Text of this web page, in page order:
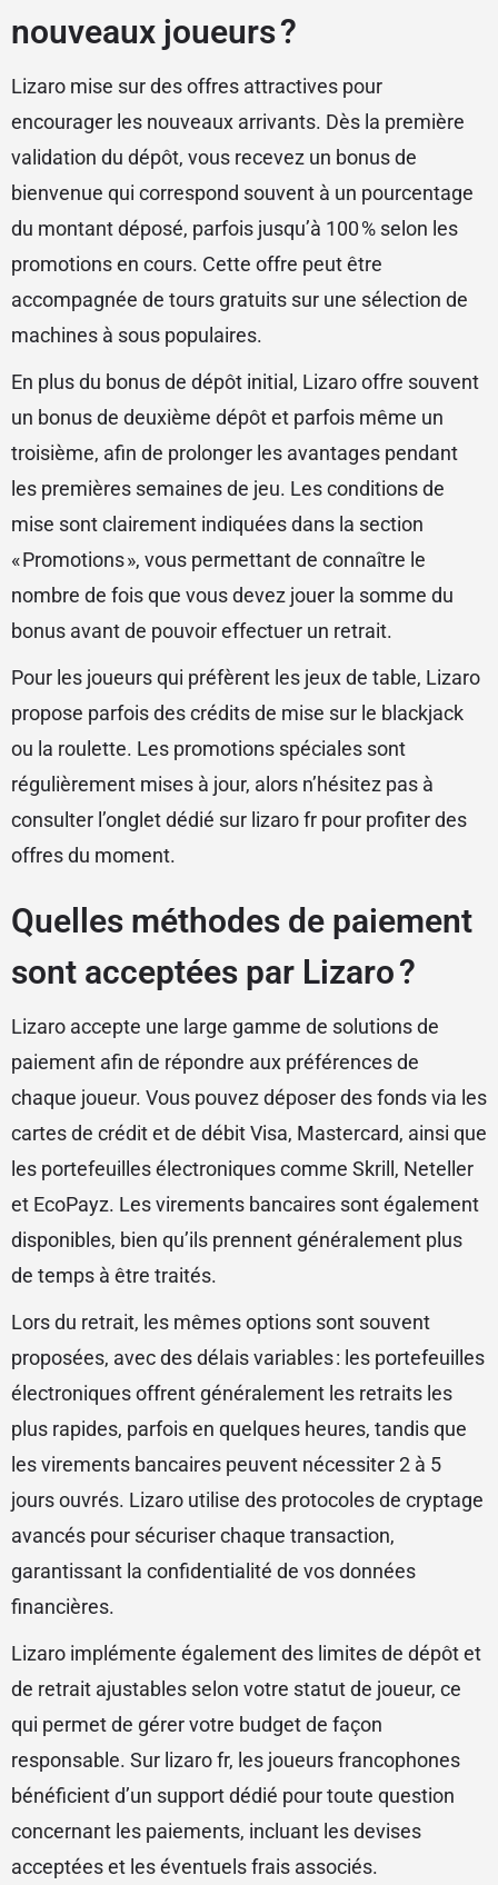
nouveaux joueurs ?
Lizaro mise sur des offres attractives pour
encourager les nouveaux arrivants. Dès la première
validation du dépôt, vous recevez un bonus de
bienvenue qui correspond souvent à un pourcentage
du montant déposé, parfois jusqu’à 100 % selon les
promotions en cours. Cette offre peut être
accompagnée de tours gratuits sur une sélection de
machines à sous populaires.
En plus du bonus de dépôt initial, Lizaro offre souvent
un bonus de deuxième dépôt et parfois même un
troisième, afin de prolonger les avantages pendant
les premières semaines de jeu. Les conditions de
mise sont clairement indiquées dans la section
« Promotions », vous permettant de connaître le
nombre de fois que vous devez jouer la somme du
bonus avant de pouvoir effectuer un retrait.
Pour les joueurs qui préfèrent les jeux de table, Lizaro
propose parfois des crédits de mise sur le blackjack
ou la roulette. Les promotions spéciales sont
régulièrement mises à jour, alors n’hésitez pas à
consulter l’onglet dédié sur lizaro fr pour profiter des
offres du moment.
Quelles méthodes de paiement
sont acceptées par Lizaro ?
Lizaro accepte une large gamme de solutions de
paiement afin de répondre aux préférences de
chaque joueur. Vous pouvez déposer des fonds via les
cartes de crédit et de débit Visa, Mastercard, ainsi que
les portefeuilles électroniques comme Skrill, Neteller
et EcoPayz. Les virements bancaires sont également
disponibles, bien qu’ils prennent généralement plus
de temps à être traités.
Lors du retrait, les mêmes options sont souvent
proposées, avec des délais variables : les portefeuilles
électroniques offrent généralement les retraits les
plus rapides, parfois en quelques heures, tandis que
les virements bancaires peuvent nécessiter 2 à 5
jours ouvrés. Lizaro utilise des protocoles de cryptage
avancés pour sécuriser chaque transaction,
garantissant la confidentialité de vos données
financières.
Lizaro implémente également des limites de dépôt et
de retrait ajustables selon votre statut de joueur, ce
qui permet de gérer votre budget de façon
responsable. Sur lizaro fr, les joueurs francophones
bénéficient d’un support dédié pour toute question
concernant les paiements, incluant les devises
acceptées et les éventuels frais associés.